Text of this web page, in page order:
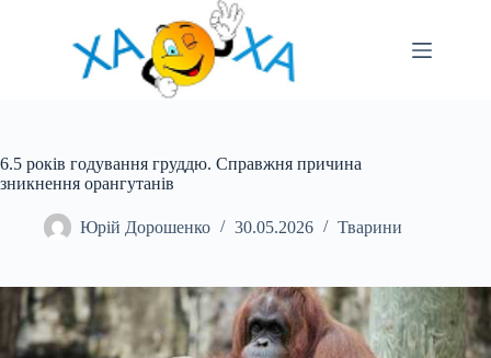
6.5 років годування груддю. Справжня причина
зникнення орангутанів
Юрій Дорошенко 30.05.2026 Тварини